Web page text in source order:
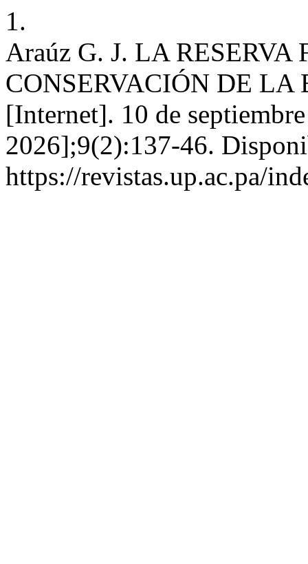
1.
Araúz G. J. LA
CONSERVACIÓN DE LA
[Internet]. 10 de
2026];9(2):137-46.
https://revistas.up.ac.pa/